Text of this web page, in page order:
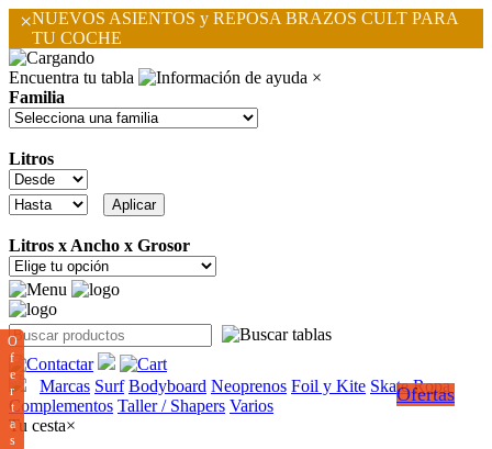
×NUEVOS ASIENTOS y REPOSA BRAZOS CULT PARA
TU COCHE
Encuentra tu tabla
×
Familia
Litros
Litros x Ancho x Grosor
Marcas Surf Bodyboard Neoprenos Foil y Kite Skate Ropa
Complementos Taller / Shapers Varios
Ofertas
O
f
e
r
t
a
s
Tu cesta×